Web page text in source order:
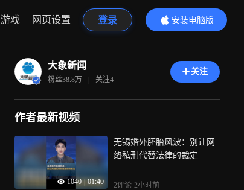
游戏 网页设置 登录
安装电脑版
内容更精彩
大象新闻
粉丝38.8万 | 关注4
关注
作者最新视频
1040 01:40
无锡婚外胚胎风波：别让网
络私刑代替法律的裁定
2评论-2小时前